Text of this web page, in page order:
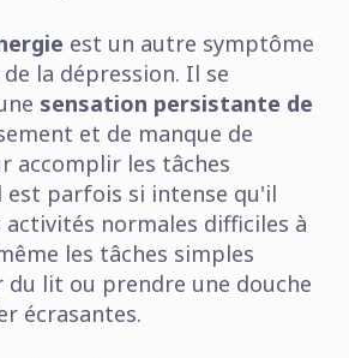
est un autre symptôme
la dépression. Il se
sensation persistante de
et de manque de
accomplir les tâches
est parfois si intense qu'il
normales difficiles à
les tâches simples
du lit ou prendre une douche
écrasantes.